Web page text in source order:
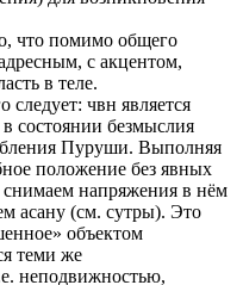
что помимо общего
с акцентом,
в теле.
следует: чвн является
состоянии безмыслия
Пуруши. Выполняя
положение без явных
напряжения в нём
асану (см. сутры). Это
объектом
теми же
неподвижностью,